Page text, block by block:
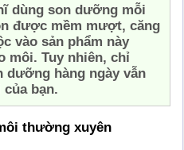
dùng son dưỡng mỗi
được mềm mượt, căng
vào sản phẩm này
môi. Tuy nhiên, chỉ
hàng ngày vẫn
bạn.
thường xuyên